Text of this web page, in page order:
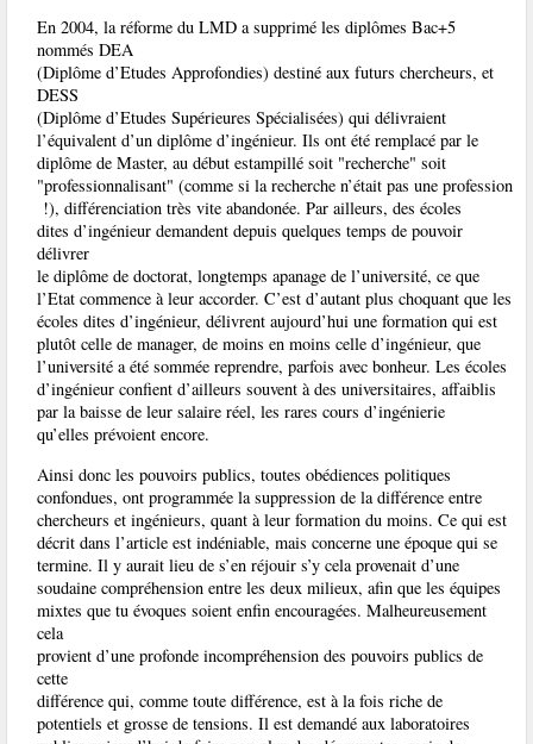
En 2004, la réforme du LMD a supprimé les diplômes Bac+5
nommés DEA
(Diplôme d’Etudes Approfondies) destiné aux futurs chercheurs, et
DESS
(Diplôme d’Etudes Supérieures Spécialisées) qui délivraient
l’équivalent d’un diplôme d’ingénieur. Ils ont été remplacé par le
diplôme de Master, au début estampillé soit "recherche" soit
"professionnalisant" (comme si la recherche n’était pas une profession
!), différenciation très vite abandonée. Par ailleurs, des écoles
dites d’ingénieur demandent depuis quelques temps de pouvoir
délivrer
le diplôme de doctorat, longtemps apanage de l’université, ce que
l’Etat commence à leur accorder. C’est d’autant plus choquant que les
écoles dites d’ingénieur, délivrent aujourd’hui une formation qui est
plutôt celle de manager, de moins en moins celle d’ingénieur, que
l’université a été sommée reprendre, parfois avec bonheur. Les écoles
d’ingénieur confient d’ailleurs souvent à des universitaires, affaiblis
par la baisse de leur salaire réel, les rares cours d’ingénierie
qu’elles prévoient encore.
Ainsi donc les pouvoirs publics, toutes obédiences politiques
confondues, ont programmée la suppression de la différence entre
chercheurs et ingénieurs, quant à leur formation du moins. Ce qui est
décrit dans l’article est indéniable, mais concerne une époque qui se
termine. Il y aurait lieu de s’en réjouir s’y cela provenait d’une
soudaine compréhension entre les deux milieux, afin que les équipes
mixtes que tu évoques soient enfin encouragées. Malheureusement
cela
provient d’une profonde incompréhension des pouvoirs publics de
cette
différence qui, comme toute différence, est à la fois riche de
potentiels et grosse de tensions. Il est demandé aux laboratoires